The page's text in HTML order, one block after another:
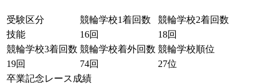
受験区分 競輪学校1着回数
競輪学校2着回数
技能
16回
18回
競輪学校3着回数 競輪学校着外回数 競輪学校順位
19回
74回
27位
卒業記念レース成績